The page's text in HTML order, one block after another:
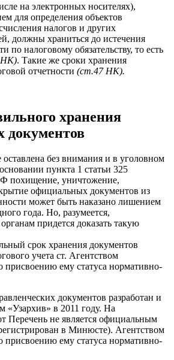
на электронных носителях),
для определения объектов
налогов и других
должны храниться до истечения
по налоговому обязательству, то есть
НК). Такие же сроки хранения
отчетности (ст.47 НК).
хранения
документов
без внимания и в уголовном
пункта 1 статьи 325
похищение, уничтожение,
официальных документов из
может быть наказано лишением
года. Но, разумеется,
придется доказать такую
срок хранения документов
учета ст. Агентством
ему статуса нормативно-
документов разработан и
«Узархив» в 2011 году. На
Перечень не является официальным
в Минюсте). Агентством
ему статуса нормативно-